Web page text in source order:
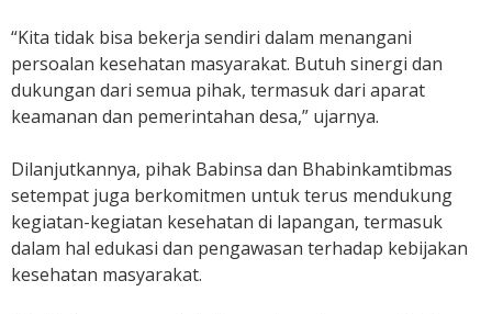
o
k
m
i
“Kita tidak bisa bekerja sendiri dalam menangani
persoalan kesehatan masyarakat. Butuh sinergi dan
dukungan dari semua pihak, termasuk dari aparat
keamanan dan pemerintahan desa,” ujarnya.
Dilanjutkannya, pihak Babinsa dan Bhabinkamtibmas
setempat juga berkomitmen untuk terus mendukung
kegiatan-kegiatan kesehatan di lapangan, termasuk
dalam hal edukasi dan pengawasan terhadap kebijakan
kesehatan masyarakat.